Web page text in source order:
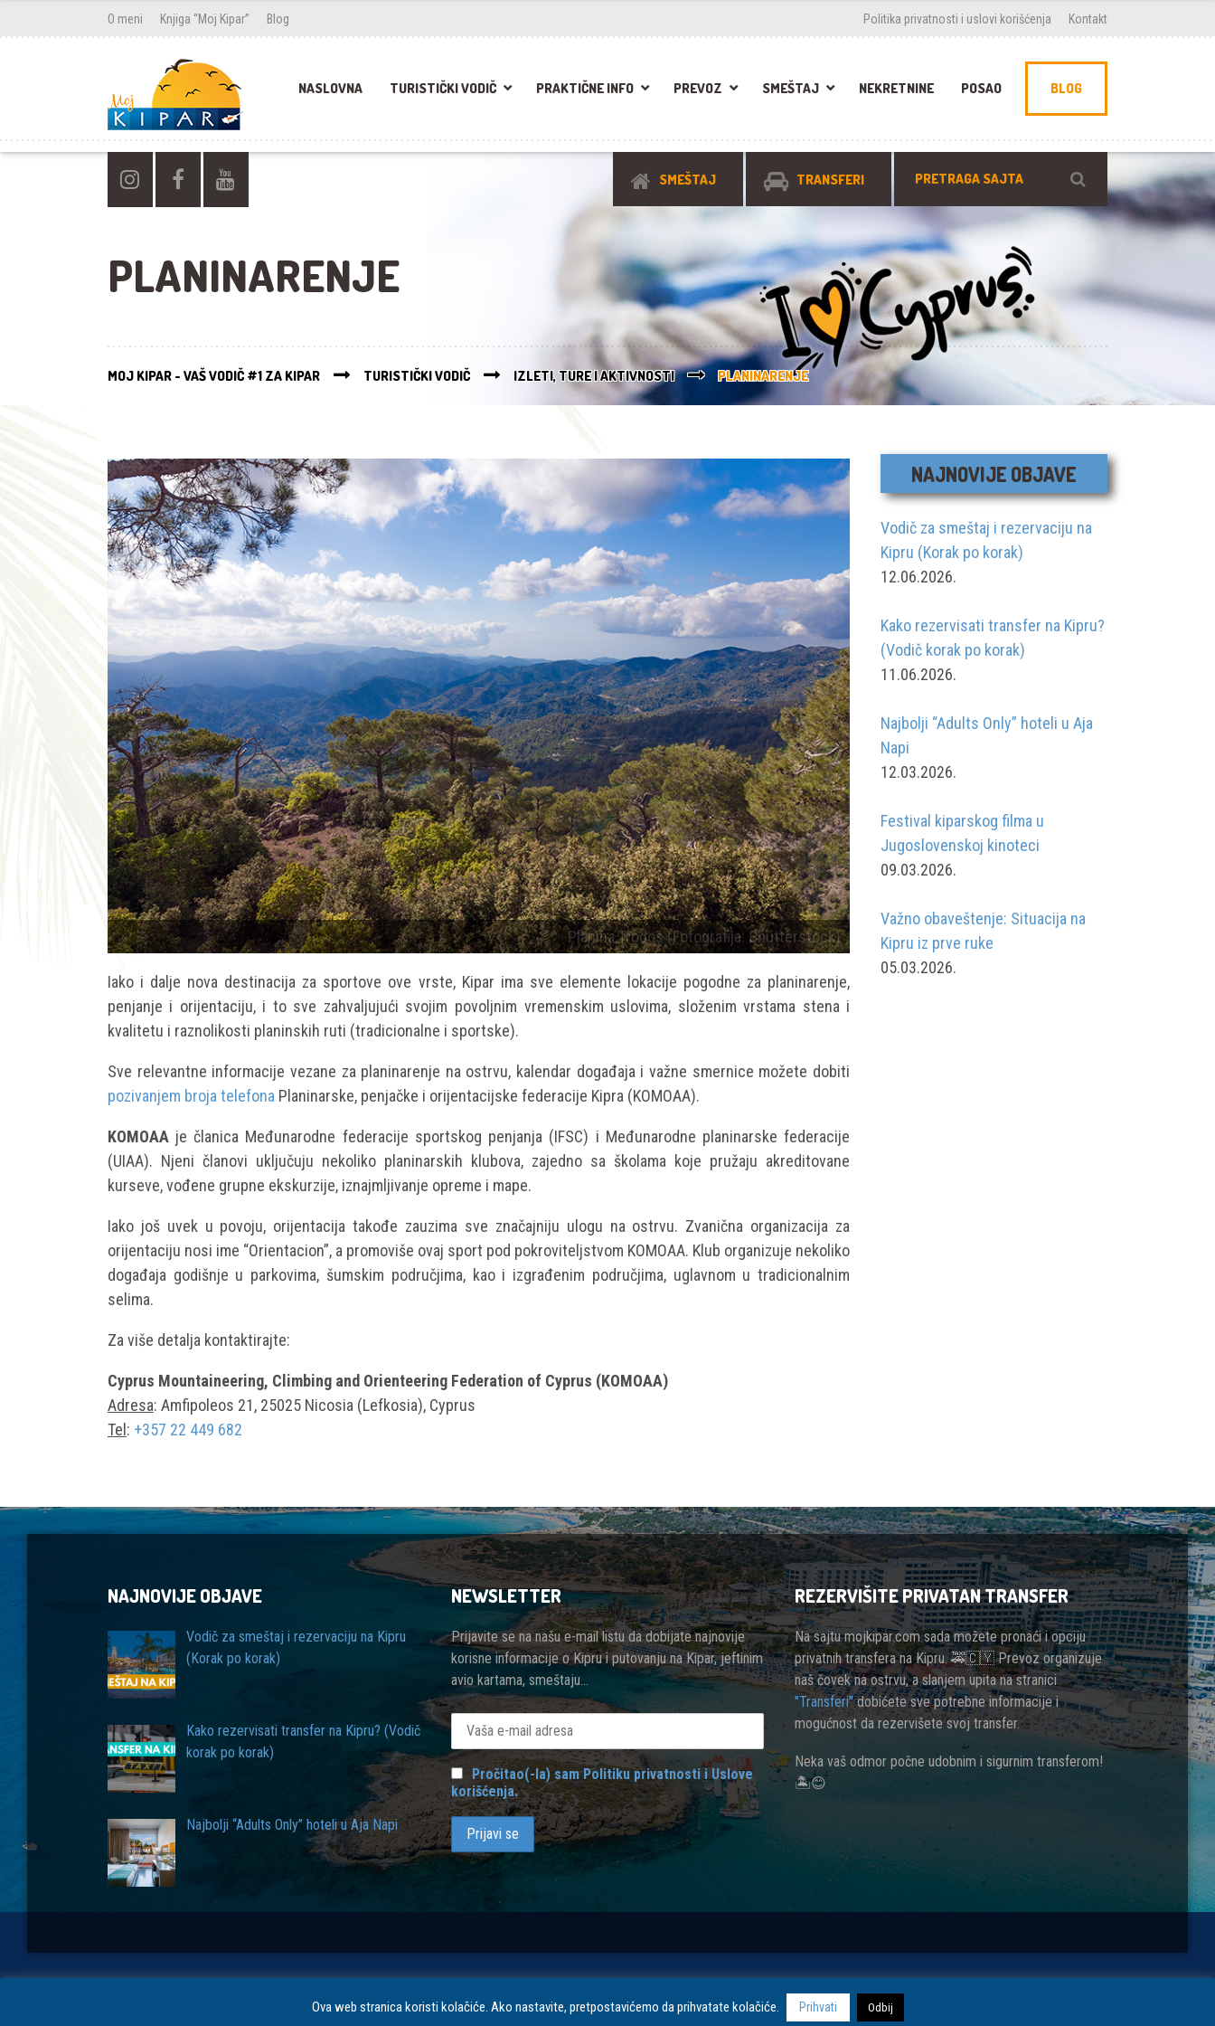
O meni Knjiga “Moj Kipar” Blog Politika privatnosti i uslovi korišćenja Kontakt
NASLOVNA TURISTIČKI VODIČ PRAKTIČNE INFO PREVOZ SMEŠTAJ NEKRETNINE POSAO BLOG
SMEŠTAJ TRANSFERI
PLANINARENJE
MOJ KIPAR - VAŠ VODIČ #1 ZA KIPAR TURISTIČKI VODIČ IZLETI, TURE I AKTIVNOSTI PLANINARENJE
Planina Trodos (Fotografija: Shutterstock)
Iako i dalje nova destinacija za sportove ove vrste, Kipar ima sve elemente lokacije pogodne za planinarenje,
penjanje i orijentaciju, i to sve zahvaljujući svojim povoljnim vremenskim uslovima, složenim vrstama stena i
kvalitetu i raznolikosti planinskih ruti (tradicionalne i sportske).
Sve relevantne informacije vezane za planinarenje na ostrvu, kalendar događaja i važne smernice možete dobiti
pozivanjem broja telefonaPlaninarske, penjačke i orijentacijske federacije Kipra (KOMOAA).
KOMOAAje članica Međunarodne federacije sportskog penjanja (IFSC) i Međunarodne planinarske federacije
(UIAA). Njeni članovi uključuju nekoliko planinarskih klubova, zajedno sa školama koje pružaju akreditovane
kurseve, vođene grupne ekskurzije, iznajmljivanje opreme i mape.
Iako još uvek u povoju, orijentacija takođe zauzima sve značajniju ulogu na ostrvu. Zvanična organizacija za
orijentaciju nosi ime “Orientacion”, a promoviše ovaj sport pod pokroviteljstvom KOMOAA. Klub organizuje nekoliko
događaja godišnje u parkovima, šumskim područjima, kao i izgrađenim područjima, uglavnom u tradicionalnim
selima.
Za više detalja kontaktirajte:
Cyprus Mountaineering, Climbing and Orienteering Federation of Cyprus (KOMOAA)
Adresa: Amfipoleos 21, 25025 Nicosia (Lefkosia), Cyprus
Tel : +357 22 449 682
NAJNOVIJE OBJAVE
Vodič za smeštaj i rezervaciju na
Kipru (Korak po korak)
12.06.2026.
Kako rezervisati transfer na Kipru?
(Vodič korak po korak)
11.06.2026.
Najbolji “Adults Only” hoteli u Aja
Napi
12.03.2026.
Festival kiparskog filma u
Jugoslovenskoj kinoteci
09.03.2026.
Važno obaveštenje: Situacija na
Kipru iz prve ruke
05.03.2026.
NAJNOVIJE OBJAVE
Vodič za smeštaj i rezervaciju na Kipru
(Korak po korak)
Kako rezervisati transfer na Kipru? (Vodič
korak po korak)
Najbolji “Adults Only” hoteli u Aja Napi
NEWSLETTER
Prijavite se na našu e-mail listu da dobijate najnovije
korisne informacije o Kipru i putovanju na Kipar, jeftinim
avio kartama, smeštaju...
Pročitao(-la) sam Politiku privatnosti i Uslove
korišćenja.
REZERVIŠITE PRIVATAN TRANSFER
Na sajtu mojkipar.com sada možete pronaći i opciju
privatnih transfera na Kipru. 🚕🇨🇾 Prevoz organizuje
naš čovek na ostrvu, a slanjem upita na stranici
"Transferi"dobićete sve potrebne informacije i
mogućnost da rezervišete svoj transfer.
Neka vaš odmor počne udobnim i sigurnim transferom!
🏝😊
Copyright © 2026 Moj Kipar. Sva prava zadržana.
Politika privatnosti i uslovi korišćenja.
Ova web stranica koristi kolačiće. Ako nastavite, pretpostavićemo da prihvatate kolačiće. Prihvati Odbij